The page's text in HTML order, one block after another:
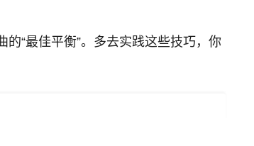
“最佳平衡”。多去实践这些技巧，你